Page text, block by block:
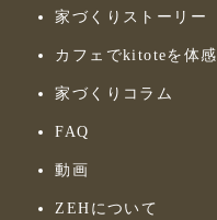
家づくりストーリー
カフェでkitoteを体感
家づくりコラム
FAQ
動画
ZEHについて